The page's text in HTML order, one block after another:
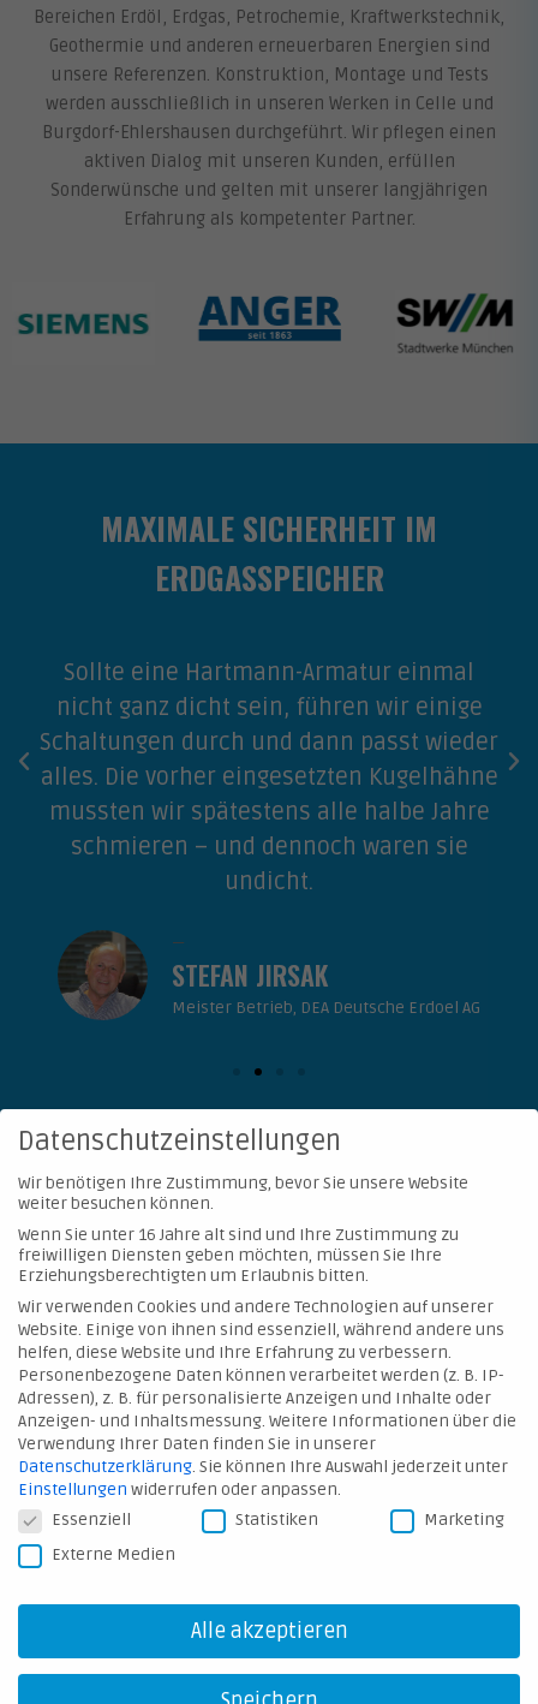
Bereichen Erdöl, Erdgas, Petrochemie, Kraftwerkstechnik,
Geothermie und anderen erneuerbaren Energien sind
unsere Referenzen. Konstruktion, Montage und Tests
werden ausschließlich in unseren Werken in Celle und
Burgdorf-Ehlershausen durchgeführt. Wir pflegen einen
aktiven Dialog mit unseren Kunden, erfüllen
Sonderwünsche und gelten mit unserer langjährigen
Erfahrung als kompetenter Partner.
MAXIMALE SICHERHEIT IM
ERDGASSPEICHER
Sollte eine Hartmann-Armatur einmal
nicht ganz dicht sein, führen wir einige
Schaltungen durch und dann passt wieder
alles. Die vorher eingesetzten Kugelhähne
mussten wir spätestens alle halbe Jahre
schmieren – und dennoch waren sie
undicht.
STEFAN JIRSAK
Meister Betrieb, DEA Deutsche Erdoel AG
#HARTMANNVALVES
© 2026 Hartmann Valves GmbH
Kontakt
Hinweis melden
AGB
Datenschutz
Datenschutzeinstellungen
Wir benötigen Ihre Zustimmung, bevor Sie unsere Website
weiter besuchen können.
Wenn Sie unter 16 Jahre alt sind und Ihre Zustimmung zu
freiwilligen Diensten geben möchten, müssen Sie Ihre
Erziehungsberechtigten um Erlaubnis bitten.
Wir verwenden Cookies und andere Technologien auf unserer
Website. Einige von ihnen sind essenziell, während andere uns
helfen, diese Website und Ihre Erfahrung zu verbessern.
Personenbezogene Daten können verarbeitet werden (z. B. IP-
Adressen), z. B. für personalisierte Anzeigen und Inhalte oder
Anzeigen- und Inhaltsmessung. Weitere Informationen über die
Verwendung Ihrer Daten finden Sie in unserer
Datenschutzerklärung. Sie können Ihre Auswahl jederzeit unter
Einstellungen widerrufen oder anpassen.
Datenschutzeinstellungen
Essenziell Statistiken
Marketing
Externe Medien
Alle akzeptieren